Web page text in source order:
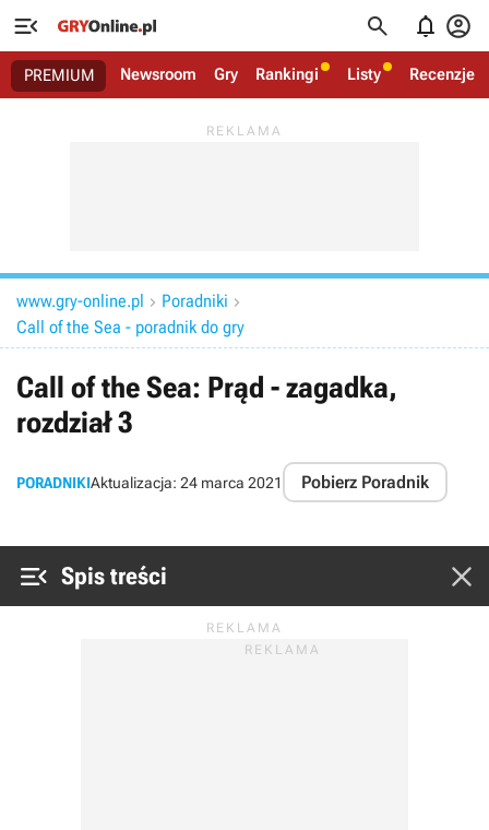
   
PREMIUM Newsroom Gry Rankingi Listy Recenzje
www.gry-online.pl  Poradniki 
Call of the Sea - poradnik do gry
Call of the Sea: Prąd - zagadka,
rozdział 3
PORADNIKIAktualizacja: 24 marca 2021 Pobierz Poradnik
 Spis treści 